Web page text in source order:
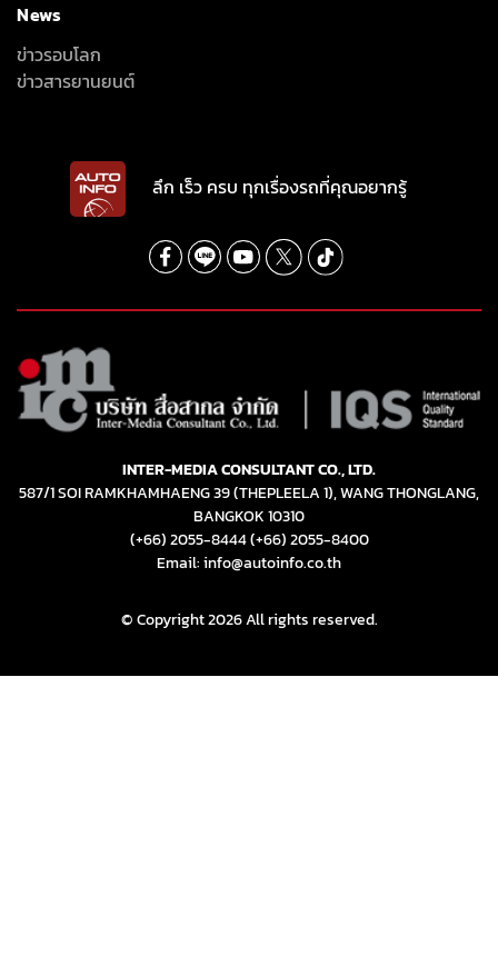
News
ข่าวรอบโลก
ข่าวสารยานยนต์
ลึก เร็ว ครบ ทุกเรื่องรถที่คุณอยากรู้
INTER-MEDIA CONSULTANT CO., LTD.
587/1 SOI RAMKHAMHAENG 39 (THEPLEELA 1), WANG THONGLANG,
BANGKOK 10310
(+66) 2055-8444(+66) 2055-8400
Email: info@autoinfo.co.th
© Copyright 2026 All rights reserved.